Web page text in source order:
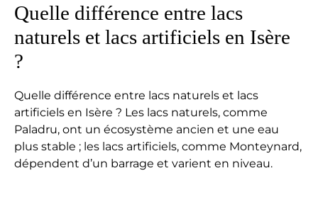
Quelle différence entre lacs
naturels et lacs artificiels en Isère
?
Quelle différence entre lacs naturels et lacs
artificiels en Isère ? Les lacs naturels, comme
Paladru, ont un écosystème ancien et une eau
plus stable ; les lacs artificiels, comme Monteynard,
dépendent d’un barrage et varient en niveau.